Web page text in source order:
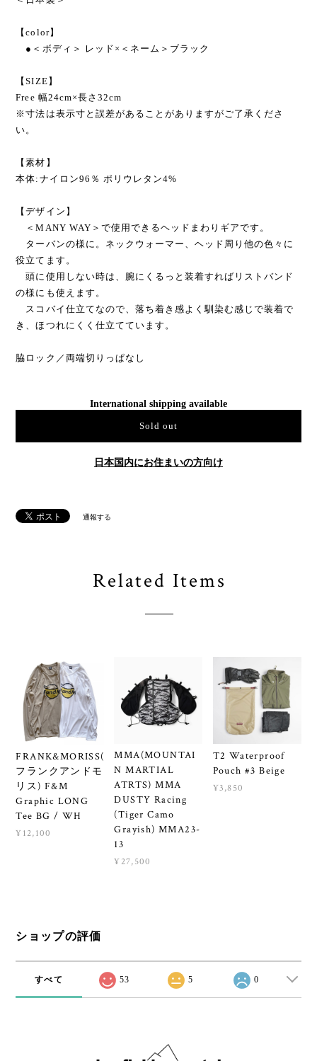
【color】
●＜ボディ＞ レッド×＜ネーム＞ブラック
【SIZE】
Free 幅24cm×長さ32cm
※寸法は表示寸と誤差があることがありますがご了承くださ
い。
【素材】
本体:ナイロン96％ ポリウレタン4%
【デザイン】
＜MANY WAY＞で使用できるヘッドまわりギアです。
ターバンの様に。ネックウォーマー、ヘッド周り他の色々に
役立てます。
頭に使用しない時は、腕にくるっと装着すればリストバンド
の様にも使えます。
スコバイ仕立てなので、落ち着き感よく馴染む感じで装着で
き、ほつれにくく仕立てています。
脇ロック／両端切りっぱなし
International shipping available
Sold out
日本国内にお住まいの方向け
通報する
Related Items
FRANK&MORISS(
フランクアンドモ
リス) F&M
Graphic LONG
Tee BG / WH
¥12,100
MMA(MOUNTAI
N MARTIAL
ATRTS) MMA
DUSTY Racing
(Tiger Camo
Grayish) MMA23-
13
¥27,500
T2 Waterproof
Pouch #3 Beige
¥3,850
ショップの評価
すべて 53 5 0